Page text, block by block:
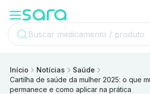
Início Notícias
Saúde
Cartilha de saúde da mulher 2025: o que
permanece e como aplicar na prática